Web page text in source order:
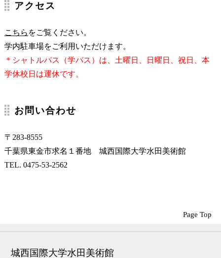
アクセス
こちら をご覧ください。
学内駐車場をご利用いただけます。
＊シャトルバス（学バス）は、土曜日、日曜日、祝日、本
学休校日は運休です。
お問い合わせ
〒283-8555
千葉県東金市求名１番地 城西国際大学水田美術館
TEL. 0475-53-2562
Page Top
城西国際大学水田美術館